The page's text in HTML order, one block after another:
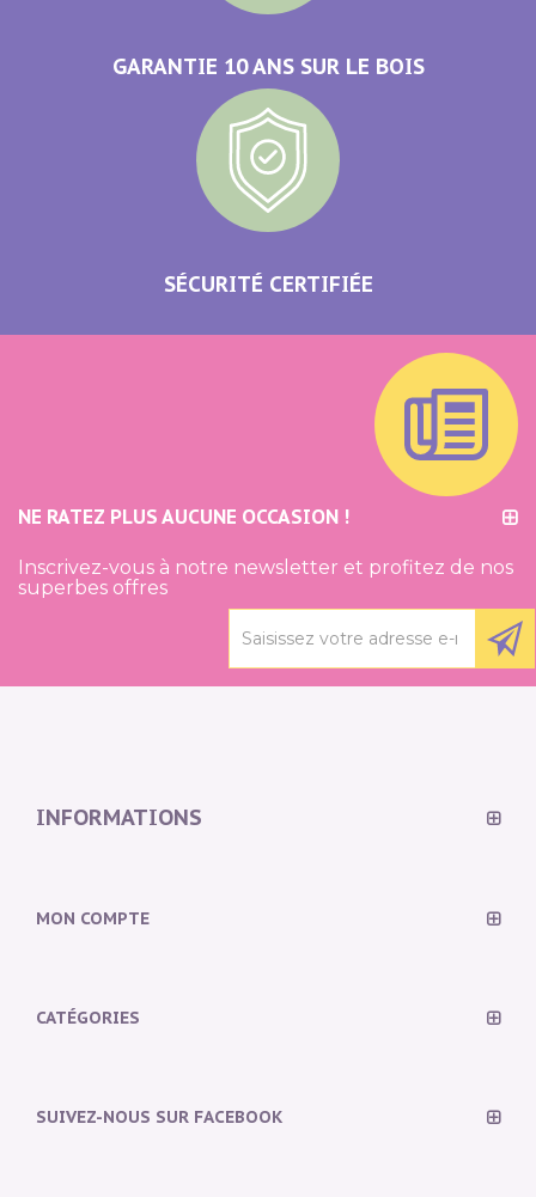
GARANTIE 10 ANS SUR LE BOIS
SÉCURITÉ CERTIFIÉE
NE RATEZ PLUS AUCUNE OCCASION !
Inscrivez-vous à notre newsletter et profitez de nos
superbes offres
INFORMATIONS
MON COMPTE
CATÉGORIES
SUIVEZ-NOUS SUR FACEBOOK